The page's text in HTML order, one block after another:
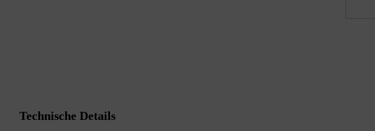
Technische Details